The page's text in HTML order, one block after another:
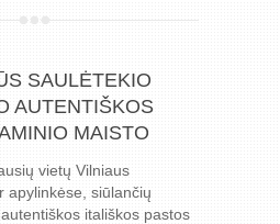
SAULĖTEKIO
AUTENTIŠKOS
MAISTO
vietų Vilniaus
apylinkėse, siūlančių
itališkos pastos